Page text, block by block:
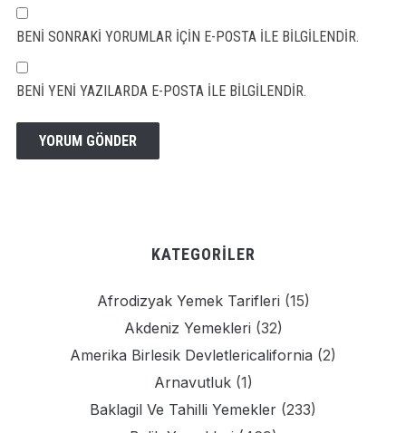
BENI SONRAKI YORUMLAR IÇIN E-POSTA ILE BILGILENDIR.
BENI YENI YAZILARDA E-POSTA ILE BILGILENDIR.
KATEGORILER
Afrodizyak Yemek Tarifleri (15)
Akdeniz Yemekleri (32)
Amerika Birlesik Devletlericalifornia (2)
Arnavutluk(1)
Baklagil Ve Tahilli Yemekler (233)